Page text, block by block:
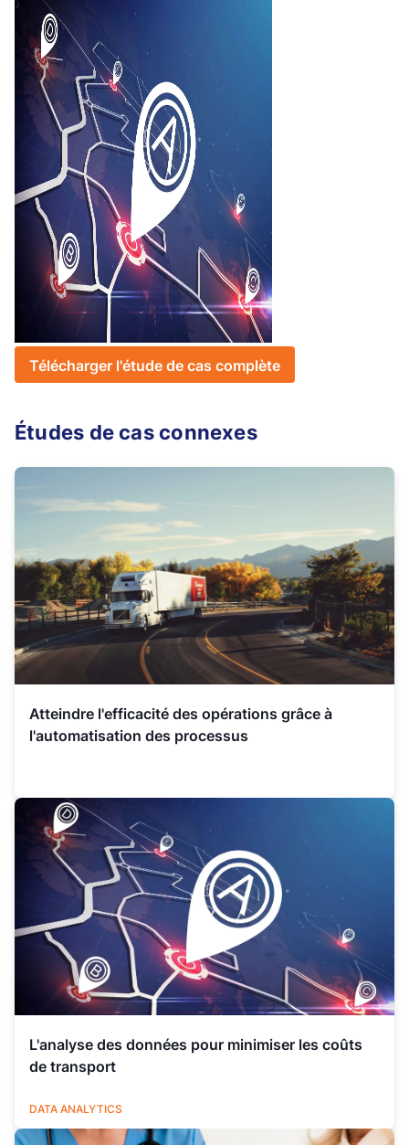
Télécharger l'étude de cas complète
Études de cas connexes
Atteindre l'efficacité des opérations grâce à
l'automatisation des processus
L'analyse des données pour minimiser les coûts
de transport
LOGISTIQUE
DATA ANALYTICS